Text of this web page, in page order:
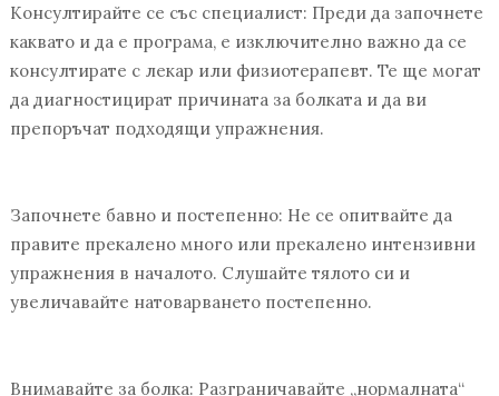
Консултирайте се със специалист: Преди да започнете
каквато и да е програма, е изключително важно да се
консултирате с лекар или физиотерапевт. Те ще могат
да диагностицират причината за болката и да ви
препоръчат подходящи упражнения.
Започнете бавно и постепенно: Не се опитвайте да
правите прекалено много или прекалено интензивни
упражнения в началото. Слушайте тялото си и
увеличавайте натоварването постепенно.
Внимавайте за болка: Разграничавайте „нормалната“